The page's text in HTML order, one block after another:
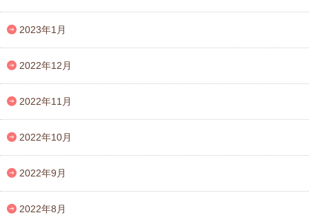
2023年1月
2022年12月
2022年11月
2022年10月
2022年9月
2022年8月